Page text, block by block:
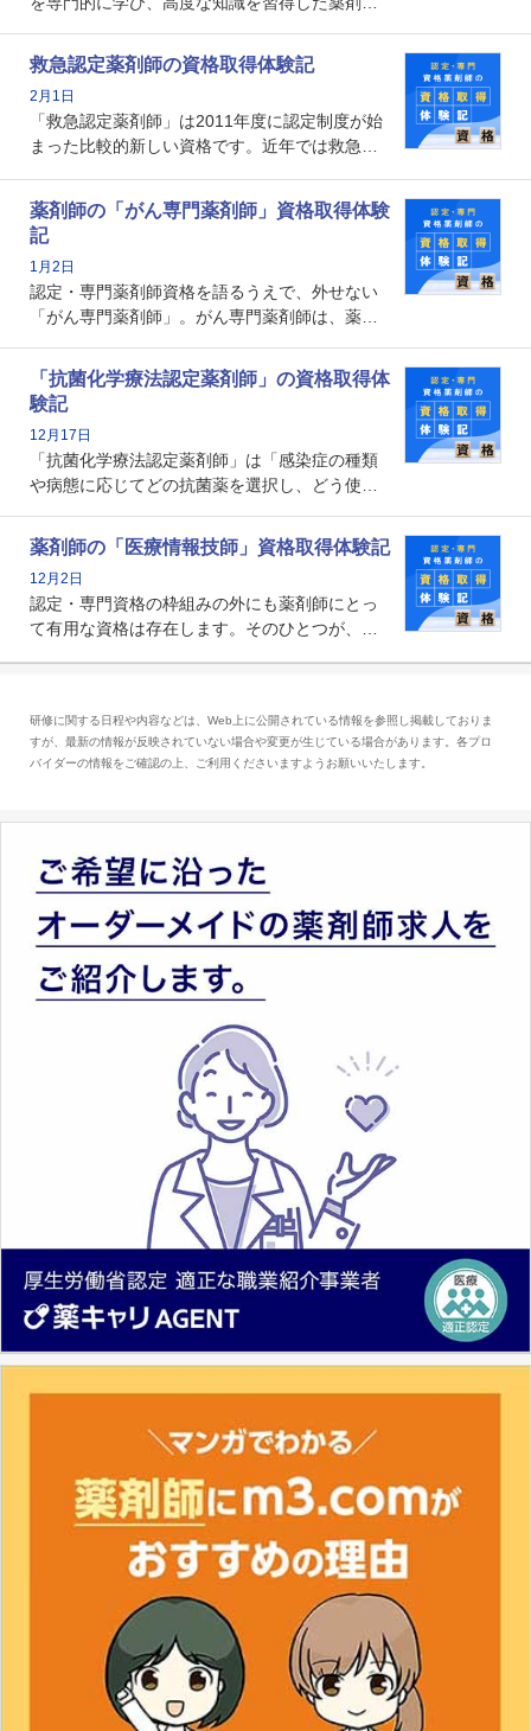
や、特有の疾患、心理状況を理解し、専門性を
深めることで、子どもとその保護者に寄り添え
る存在です。今回はそんな小児薬物療法認定薬
剤師の取得体験記をご紹介します。
救急認定薬剤師の資格取得体験記
2月1日
「救急認定薬剤師」は2011年度に認定制度が始
まった比較的新しい資格です。近年では救急病
増えているのではないでしょうか。今回はそん
な救急認定薬剤師の取得体験記をご紹介しま
す。
薬剤師の「がん専門薬剤師」資格取得体験
記
1月2日
認定・専門薬剤師資格を語るうえで、外せない
「がん専門薬剤師」。がん専門薬剤師は、薬剤
関する資格として、2009年に発足しました。薬
剤師の専門性を活かして高度化するがん医療に
貢献する姿は、今も病院薬剤師にとって一目置
かれる存在です。
「抗菌化学療法認定薬剤師」の資格取得体
験記
12月17日
「抗菌化学療法認定薬剤師」は「感染症の種類
や病態に応じてどの抗菌薬を選択し、どう使っ
る薬剤師です。現在、感染防止対策加算の施設
基準に専任の薬剤師配置が挙げられており、今
後は感染症領域で薬剤師に、より多くの役割が
求められる可能性もあります。
薬剤師の「医療情報技師」資格取得体験記
12月2日
認定・専門資格の枠組みの外にも薬剤師にとっ
て有用な資格は存在します。そのひとつが、
とは、病院薬剤師を中心に大きな武器になりま
す。
研修に関する日程や内容などは、Web上に公開されている情報を参照し掲載しておりま
すが、最新の情報が反映されていない場合や変更が生じている場合があります。各プロ
バイダーの情報をご確認の上、ご利用くださいますようお願いいたします。